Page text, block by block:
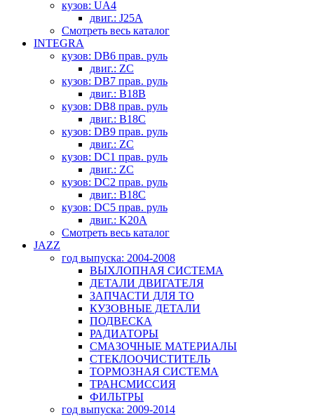
кузов: UA4
двиг.: J25A
Смотреть весь каталог
INTEGRA
кузов: DB6 прав. руль
двиг.: ZC
кузов: DB7 прав. руль
двиг.: B18B
кузов: DB8 прав. руль
двиг.: B18C
кузов: DB9 прав. руль
двиг.: ZC
кузов: DC1 прав. руль
двиг.: ZC
кузов: DC2 прав. руль
двиг.: B18C
кузов: DC5 прав. руль
двиг.: K20A
Смотреть весь каталог
JAZZ
год выпуска: 2004-2008
ВЫХЛОПНАЯ СИСТЕМА
ДЕТАЛИ ДВИГАТЕЛЯ
ЗАПЧАСТИ ДЛЯ ТО
КУЗОВНЫЕ ДЕТАЛИ
ПОДВЕСКА
РАДИАТОРЫ
СМАЗОЧНЫЕ МАТЕРИАЛЫ
СТЕКЛООЧИСТИТЕЛЬ
ТОРМОЗНАЯ СИСТЕМА
ТРАНСМИССИЯ
ФИЛЬТРЫ
год выпуска: 2009-2014